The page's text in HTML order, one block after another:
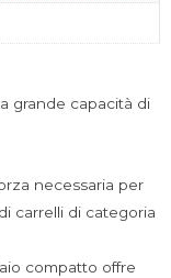
grande capacità di
necessaria per
carrelli di categoria
compatto offre